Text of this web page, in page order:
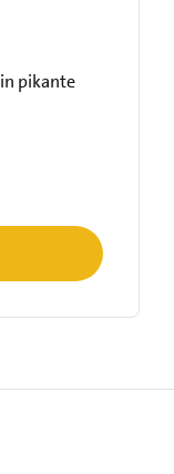
pikante